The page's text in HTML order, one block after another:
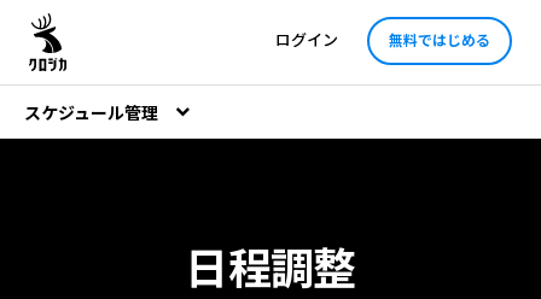
ログイン 無料ではじめる
スケジュール管理
日程調整